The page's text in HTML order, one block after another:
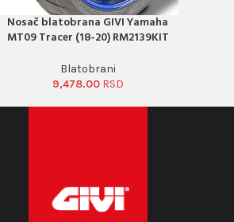
PORUČI ODMAH
Nosač blatobrana GIVI Yamaha
MT09 Tracer (18-20) RM2139KIT
Blatobrani
9,478.00